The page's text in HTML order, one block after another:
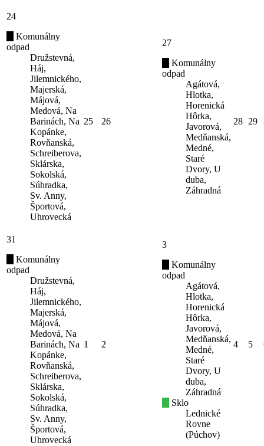
24
Komunálny
odpad
Družstevná,
Háj,
Jilemnického,
Majerská,
Májová,
Medová, Na
Barinách, Na
Kopánke,
Rovňanská,
Schreiberova,
Sklárska,
Sokolská,
Súhradka,
Sv. Anny,
Športová,
Uhrovecká
25 26
27
Komunálny
odpad
Agátová,
Hlotka,
Horenická
Hôrka,
Javorová,
Medňanská,
Medné,
Staré
Dvory, U
duba,
Záhradná
28 29
31
Komunálny
odpad
Družstevná,
Háj,
Jilemnického,
Majerská,
Májová,
Medová, Na
Barinách, Na
Kopánke,
Rovňanská,
Schreiberova,
Sklárska,
Sokolská,
Súhradka,
Sv. Anny,
Športová,
Uhrovecká
1 2
3
Komunálny
odpad
Agátová,
Hlotka,
Horenická
Hôrka,
Javorová,
Medňanská,
Medné,
Staré
Dvory, U
duba,
Záhradná
Sklo
Lednické
Rovne
(Púchov)
4 5